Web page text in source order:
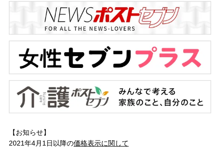
【お知らせ】
2021年4月1日以降の価格表示に関して